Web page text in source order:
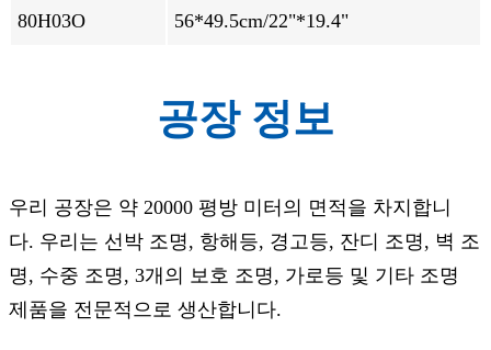
80H03O 56*49.5cm/22"*19.4"
공장 정보
우리 공장은 약 20000 평방 미터의 면적을 차지합니
다. 우리는 선박 조명, 항해등, 경고등, 잔디 조명, 벽 조
명, 수중 조명, 3개의 보호 조명, 가로등 및 기타 조명
제품을 전문적으로 생산합니다.